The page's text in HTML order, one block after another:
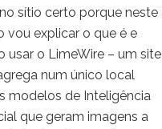
sítio certo porque neste
vou explicar o que é e
usar o LimeWire – um site
num único local
modelos de Inteligência
que geram imagens a